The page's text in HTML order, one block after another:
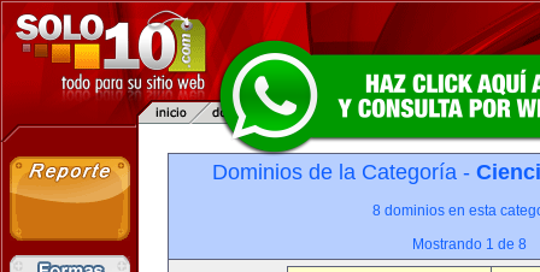
Dominios de la Categoría -
8 dominios en esta
Mostrando 1 de 8